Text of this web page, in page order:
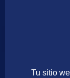
Tu sitio